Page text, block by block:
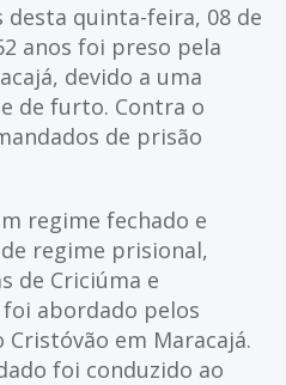
desta quinta-feira, 08 de
anos foi preso pela
devido a uma
de furto. Contra o
de prisão
regime fechado e
regime prisional,
de Criciúma e
abordado pelos
em Maracajá.
foi conduzido ao